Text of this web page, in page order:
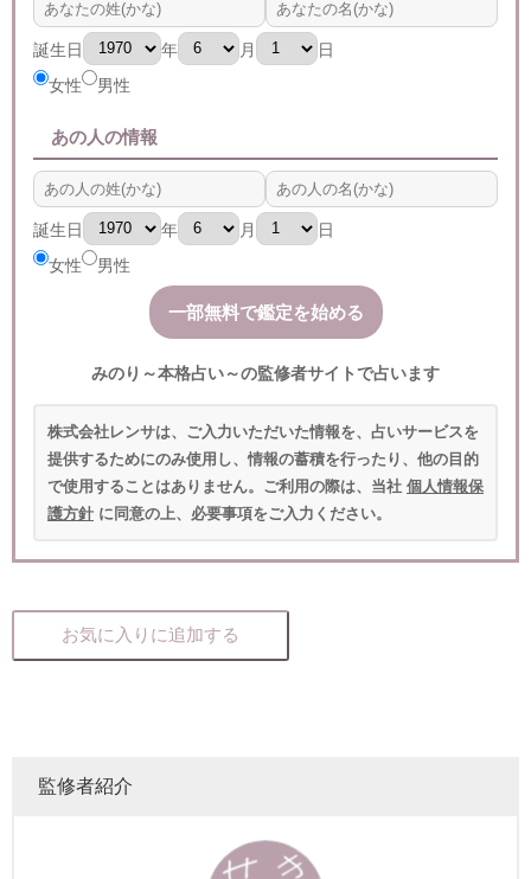
誕生日 年 月
日
女性
男性
あの人の情報
誕生日 年 月
日
女性
男性
みのり～本格占い～の監修者サイトで占います
株式会社レンサは、ご入力いただいた情報を、占いサービスを
提供するためにのみ使用し、情報の蓄積を行ったり、他の目的
で使用することはありません。ご利用の際は、当社 個人情報保
護方針 に同意の上、必要事項をご入力ください。
お気に入りに追加する
監修者紹介